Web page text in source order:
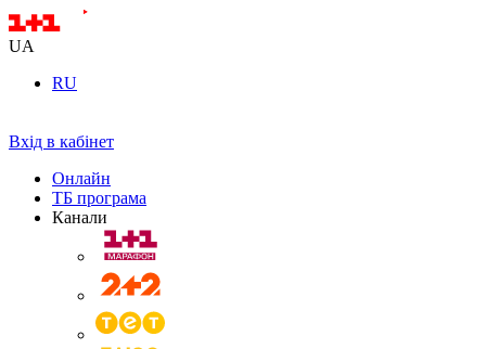
UA
RU
Вхід в кабінет
Онлайн
ТБ програма
Канали